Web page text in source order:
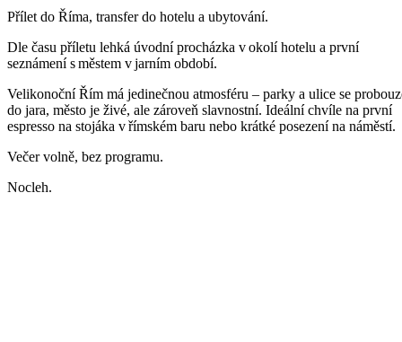
Přílet do Říma, transfer do hotelu a ubytování.
Dle času příletu lehká úvodní procházka v okolí hotelu a první
seznámení s městem v jarním období.
Velikonoční Řím má jedinečnou atmosféru – parky a ulice se
do jara, město je živé, ale zároveň slavnostní. Ideální chvíle na první
espresso na stojáka v římském baru nebo krátké posezení na náměstí.
Večer volně, bez programu.
Nocleh.